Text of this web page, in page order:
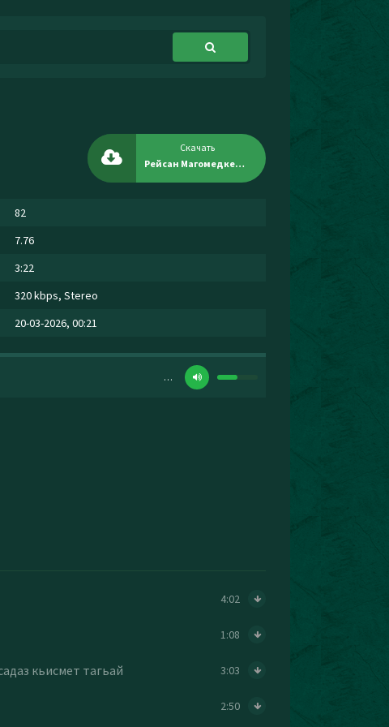
Скачать
Рейсан Магомедкеримов - Я прошу
82
7.76
3:22
320 kbps, Stereo
20-03-2026, 00:21
…
4:02
1:08
кьисмет тагьай 3:03
2:50